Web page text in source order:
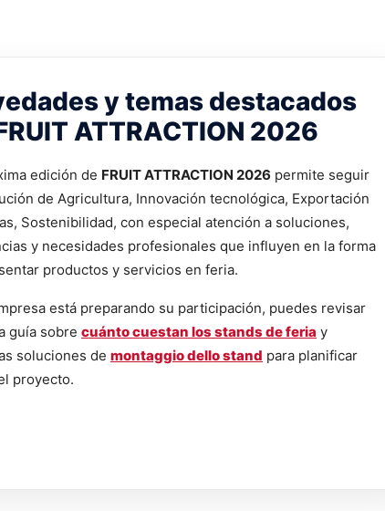
y temas destacados
ATTRACTION 2026
edición de FRUIT ATTRACTION 2026 permite seguir
de Agricultura, Innovación tecnológica, Exportación
Sostenibilidad, con especial atención a soluciones,
y necesidades profesionales que influyen en la forma
productos y servicios en feria.
está preparando su participación, puedes revisar
guía sobre cuánto cuestan los stands de feria y
soluciones de montaggio dello stand para planificar
proyecto.